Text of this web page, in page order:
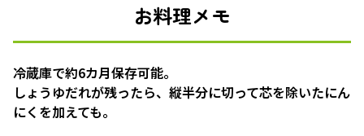
お料理メモ
冷蔵庫で約6カ月保存可能。
しょうゆだれが残ったら、縦半分に切って芯を除いたにん
にくを加えても。